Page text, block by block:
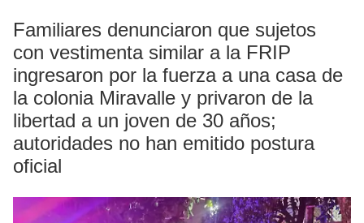
Familiares denunciaron que sujetos
con vestimenta similar a la FRIP
ingresaron por la fuerza a una casa de
la colonia Miravalle y privaron de la
libertad a un joven de 30 años;
autoridades no han emitido postura
oficial